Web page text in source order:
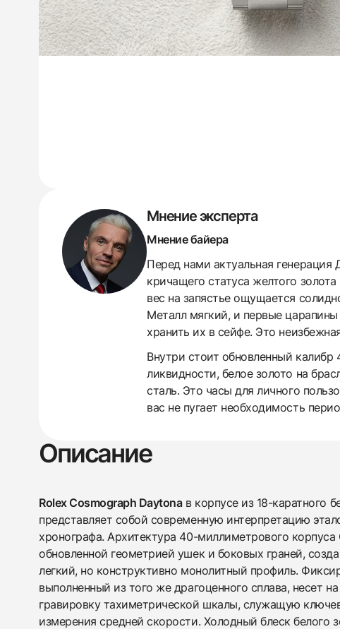
438
285
145
142
205
204
195
150
6
Мнение эксперта
Мнение байера
Перед нами актуальная
кричащего статуса желтого
вес на запястье ощущается
Металл мягкий, и первые царапины
хранить их в сейфе. Это
Внутри стоит обновленный
ликвидности, белое золото на
сталь. Это часы для личного
вас не пугает необходимость
Описание
Rolex Cosmograph Daytonaв корпусе из 18-каратного
представляет собой современную интерпретацию
хронографа. Архитектура 40-миллиметрового корпуса
обновленной геометрией ушек и боковых граней,
легкий, но конструктивно монолитный профиль.
выполненный из того же драгоценного сплава, несет
гравировку тахиметрической шкалы, служащую
измерения средней скорости. Холодный блеск белого
вами